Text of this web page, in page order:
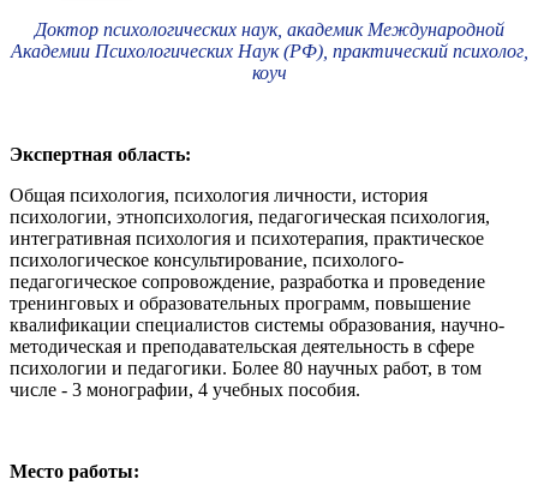
Доктор психологических наук, академик Международной
Академии Психологических Наук (РФ), практический психолог,
коуч
Экспертная область:
Общая психология, психология личности, история
психологии, этнопсихология, педагогическая психология,
интегративная психология и психотерапия, практическое
психологическое консультирование, психолого-
педагогическое сопровождение, разработка и проведение
тренинговых и образовательных программ, повышение
квалификации специалистов системы образования, научно-
методическая и преподавательская деятельность в сфере
психологии и педагогики. Более 80 научных работ, в том
числе - 3 монографии, 4 учебных пособия.
Место работы: